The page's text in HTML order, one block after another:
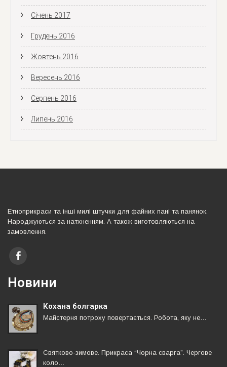
Січень 2017
Грудень 2016
Жовтень 2016
Вересень 2016
Серпень 2016
Липень 2016
Етноприкраси та iншi милi штучки для файних панi та панянок.
Народжуються за натхненням. А також виготовляються на
замовлення.
Новини
Кохана болгарка
Майстерня потроху повертається. Робота, яку не…
Святково-зимове. Прикраса “Чорна сварга”. Чергове
коло…